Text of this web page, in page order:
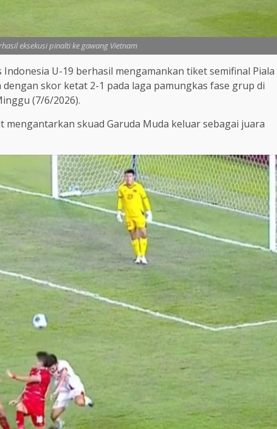
eksekusi pinalti ke gawang Vietnam
Indonesia U-19 berhasil mengamankan tiket semifinal Piala
skor ketat 2-1 pada laga pamungkas fase grup di
(7/6/2026).
skuad Garuda Muda keluar sebagai juara